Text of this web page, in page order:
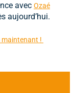
avec Ozaé
aujourd’hui.
!